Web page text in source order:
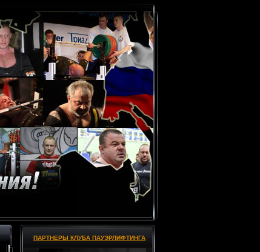
ПАРТНЕРЫ КЛУБА ПАУЭРЛИФТИНГА